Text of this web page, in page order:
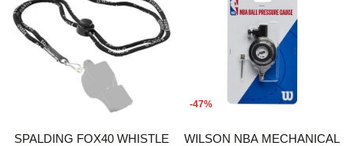
SPALDING FOX40 WHISTLE
-47%
WILSON NBA MECHANICAL